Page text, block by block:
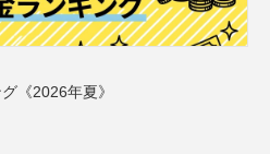
《2026年夏》